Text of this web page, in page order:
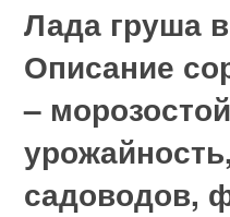
Лада груша
Описание
–
садоводов,